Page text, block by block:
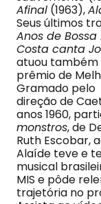
Afinal (1963),
Seus últimos
Anos de Bossa
Costa canta
atuou também
prêmio de
Gramado pelo
direção de
anos 1960,
monstros, de
Ruth Escobar,
Alaíde teve e
musical
MIS e pôde
trajetória no